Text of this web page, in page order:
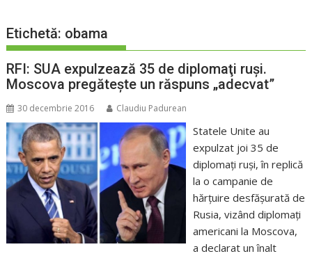
Etichetă: obama
RFI: SUA expulzează 35 de diplomaţi ruşi.
Moscova pregăteşte un răspuns „adecvat”
30 decembrie 2016 Claudiu Padurean
Statele Unite au
expulzat joi 35 de
diplomaţi ruşi, în replică
la o campanie de
hărţuire desfăşurată de
Rusia, vizând diplomaţi
americani la Moscova,
a declarat un înalt